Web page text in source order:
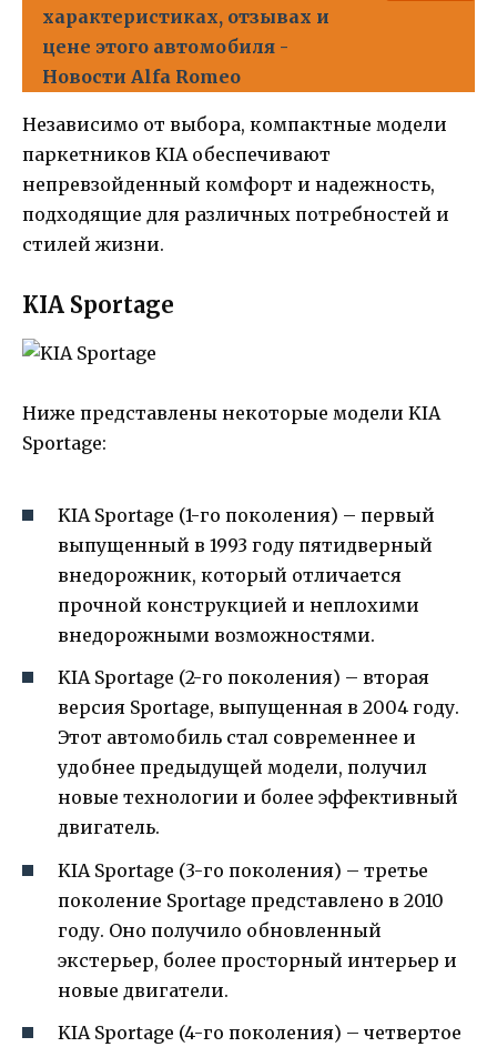
характеристиках, отзывах и
цене этого автомобиля -
Новости Alfa Romeo
Независимо от выбора, компактные модели
паркетников KIA обеспечивают
непревзойденный комфорт и надежность,
подходящие для различных потребностей и
стилей жизни.
KIA Sportage
Ниже представлены некоторые модели KIA
Sportage:
KIA Sportage (1-го поколения) – первый
выпущенный в 1993 году пятидверный
внедорожник, который отличается
прочной конструкцией и неплохими
внедорожными возможностями.
KIA Sportage (2-го поколения) – вторая
версия Sportage, выпущенная в 2004 году.
Этот автомобиль стал современнее и
удобнее предыдущей модели, получил
новые технологии и более эффективный
двигатель.
KIA Sportage (3-го поколения) – третье
поколение Sportage представлено в 2010
году. Оно получило обновленный
экстерьер, более просторный интерьер и
новые двигатели.
KIA Sportage (4-го поколения) – четвертое